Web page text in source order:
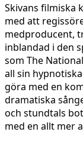
Skivans filmiska
med att
medproducent,
inblandad i den
som The
all sin
göra med en
dramatiska
och stundtals
med en allt mer